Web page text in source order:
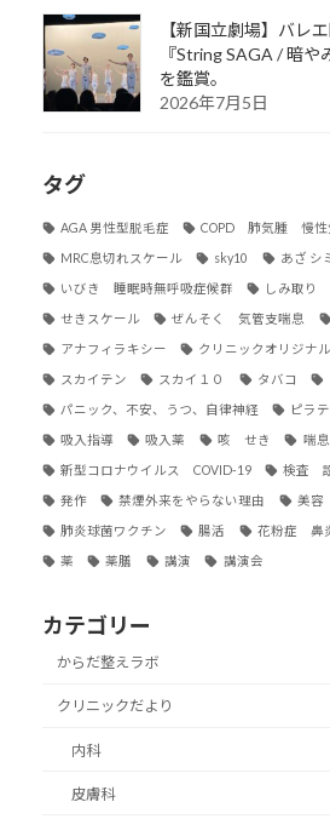
【新国立劇場】バレ
『String SAGA / 暗や
を鑑賞。
2026年7月5日
タグ
AGA 男性型脱毛症 COPD 肺気腫 慢性
MRC息切れスケール sky10 あざ シ
いびき 睡眠時無呼吸症候群 しみ取り
せきスケール ぜんそく 気管支喘息
アナフィラキシー クリニックオリジナ
スカイテン スカイ１０ タバコ
パニック、不安、うつ、自律神経 ピラ
吸入指導 吸入薬 咳 せき 喘息
新型コロナウイルス COVID-19 検査
発作 禁煙外来をやらない理由 美容
肺炎球菌ワクチン 腸活 花粉症 鼻
薬 薬膳 講演 講演会
カテゴリー
からだ整えラボ
クリニックだより
内科
皮膚科